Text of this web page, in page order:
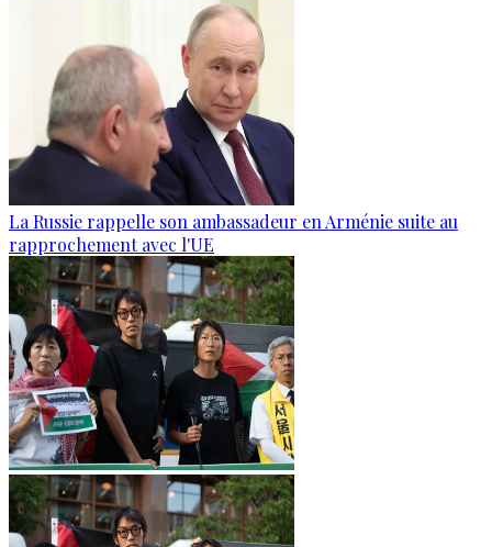
La Russie rappelle son ambassadeur en Arménie suite au
rapprochement avec l'UE